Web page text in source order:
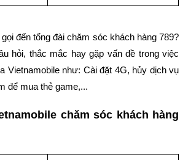
đến tổng đài chăm sóc khách hàng 789?
hỏi, thắc mắc hay gặp vấn đề trong việc
Vietnamobile như: Cài đặt 4G, hủy dịch vụ
để mua thẻ game,...
chăm sóc khách hàng